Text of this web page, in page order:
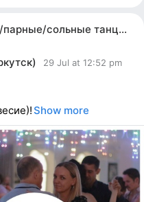
Клуб Равновесие|танго/парные/сольные танцы|йога
29 Jul at 12:52 pm
Show more